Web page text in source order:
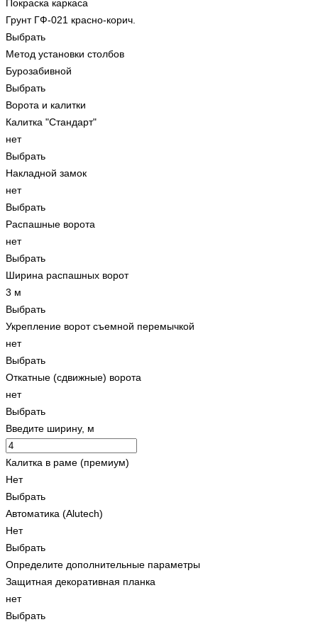
Покраска каркаса
Грунт ГФ-021 красно-корич.
Выбрать
Метод установки столбов
Бурозабивной
Выбрать
Ворота и калитки
Калитка "Стандарт"
нет
Выбрать
Накладной замок
нет
Выбрать
Распашные ворота
нет
Выбрать
Ширина распашных ворот
3 м
Выбрать
Укрепление ворот съемной перемычкой
нет
Выбрать
Откатные (сдвижные) ворота
нет
Выбрать
Введите ширину, м
Калитка в раме (премиум)
Нет
Выбрать
Автоматика (Alutech)
Нет
Выбрать
Определите дополнительные параметры
Защитная декоративная планка
нет
Выбрать